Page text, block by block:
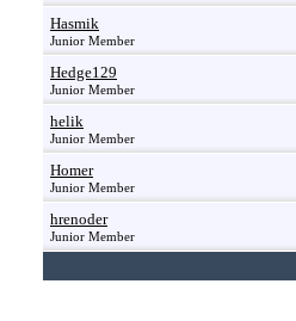
Hasmik
Junior Member
Hedge129
Junior Member
helik
Junior Member
Homer
Junior Member
hrenoder
Junior Member